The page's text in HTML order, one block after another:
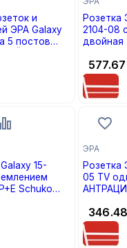
и
ЭРА Galaxy
5 постов
Розетка
2104-08
двойная
577.67
15-
Schuko
ЭРА
Розетка
05 TV